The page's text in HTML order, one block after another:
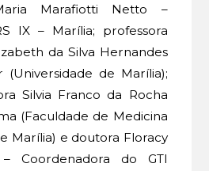
Marafiotti Netto –
IX – Marília; professora
da Silva Hernandes
de Marília);
Silvia Franco da Rocha
(Faculdade de Medicina
Marília) e doutora Floracy
Coordenadora do GTI